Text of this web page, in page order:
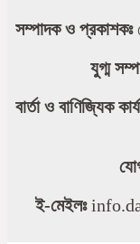
সম্পাদক ও প্রকাশকঃ
যুগ্ম
বার্তা ও বাণিজ্যিক
ই-মেইলঃ